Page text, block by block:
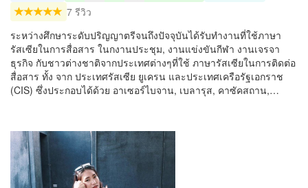
7 รีวิว
ระหว่างศึกษาระดับปริญญาตรีจนถึงปัจจุบันได้รับทำงานที่ใช้ภาษา
รัสเซียในการสื่อสาร ในกงานประชุม, งานแข่งขันกีฬา งานเจรจา
ธุรกิจ กับชาวต่างชาติจากประเทศต่างๆที่ใช้ ภาษารัสเซียในการติดต่อ
สื่อสาร ทั้ง จาก ประเทศรัสเซีย ยูเครน และประเทศเครือรัฐเอกราช
(CIS) ซึ่งประกอบได้ด้วย อาเซอร์ไบจาน, เบลารุส, คาซัคสถาน,…